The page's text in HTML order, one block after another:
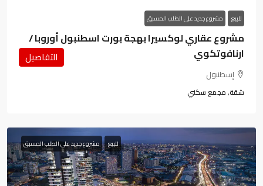
للبيع مشروع جديد على الطلب المسبق
مشروع عقاري لوكسيرا بهجة بورت اسطنبول أوروبا /
ارنافوتكوي
إسطنبول
شقة, مجمع سكني
التفاصيل
للبيع مشروع جديد على الطلب المسبق